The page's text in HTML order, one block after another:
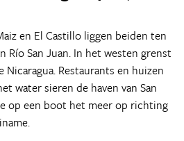
en El Castillo liggen beiden ten
Río San Juan. In het westen grenst
Nicaragua. Restaurants en huizen
water sieren de haven van San
op een boot het meer op richting